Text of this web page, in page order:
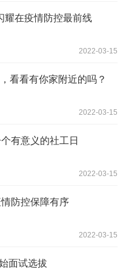
耀在疫情防控最前线
2022-03-15
看看有你家附近的吗？
2022-03-15
有意义的社工日
2022-03-15
防控保障有序
2022-03-15
面试选拔